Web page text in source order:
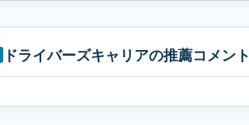
ドライバーズキャリアの推薦コメント